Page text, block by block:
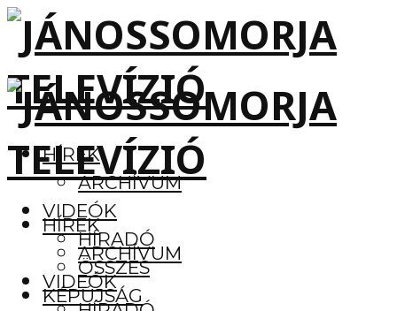
HÍREK
ARCHÍVUM
VIDEÓK
HÍRADÓ
ÖSSZES
KÉPÚJSÁG
HÍREK
ARCHÍVUM
VIDEÓK